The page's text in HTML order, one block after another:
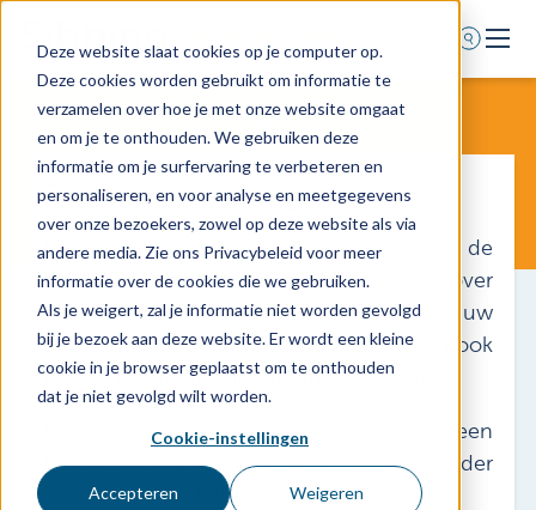
Deze website slaat cookies op je computer op.
Deze cookies worden gebruikt om informatie te
verzamelen over hoe je met onze website omgaat
en om je te onthouden. We gebruiken deze
informatie om je surfervaring te verbeteren en
personaliseren, en voor analyse en meetgegevens
over onze bezoekers, zowel op deze website als via
andere media. Zie ons Privacybeleid voor meer
informatie over de cookies die we gebruiken.
Als je weigert, zal je informatie niet worden gevolgd
bij je bezoek aan deze website. Er wordt een kleine
cookie in je browser geplaatst om te onthouden
dat je niet gevolgd wilt worden.
Cookie-instellingen
Accepteren Weigeren
Home
Voor wie
Diensten
Agenda
Over ons
Schade melden
Afspraak maken
0318 - 544 044
Nieuws
Rechtsbijstand zakelijk
De beroepsrechtsbijstandverzekering dekt de
kosten van rechtskundige bijstand voor zover
deze te maken hebben met uw
beroepsuitoefening. Meestal is gelijktijdig ook
particuliere rechtsbijstand meeverzekerd.
U kunt aan een
beroepsrechtsbijstandverzekering onder
meer behoefte hebben in geval van: